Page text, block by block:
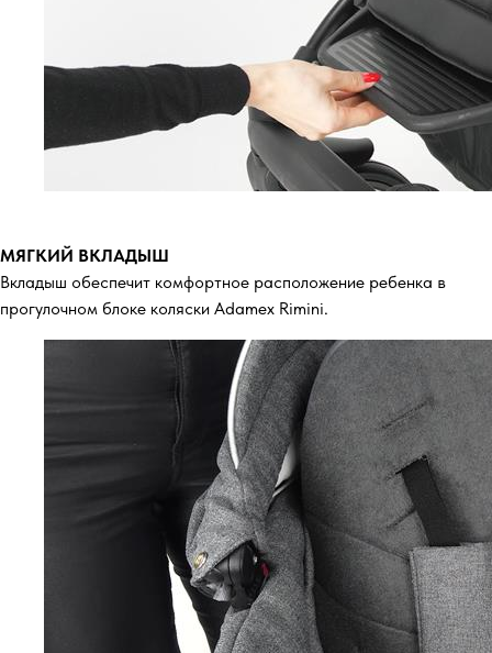
МЯГКИЙ ВКЛАДЫШ
Вкладыш обеспечит комфортное расположение ребенка в
прогулочном блоке коляски Adamex Rimini.